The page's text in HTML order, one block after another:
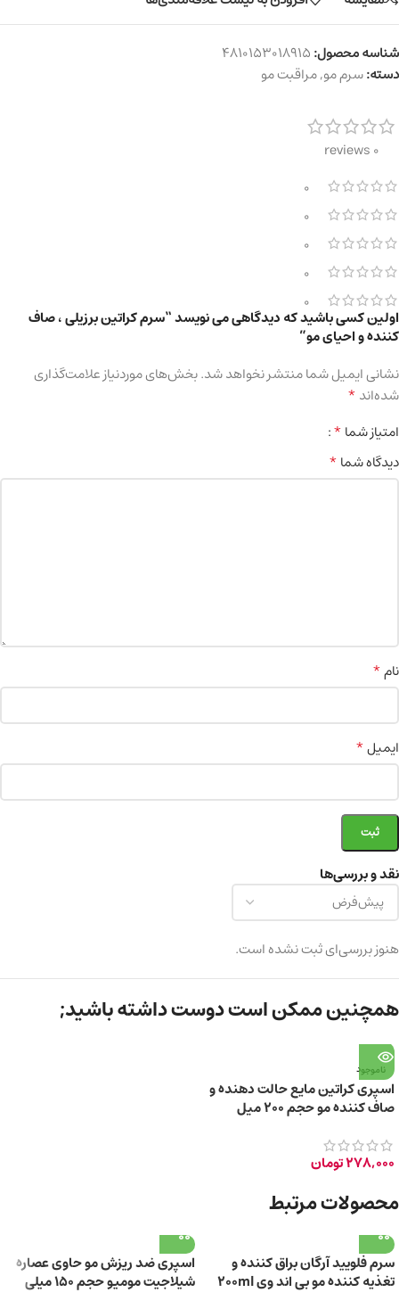
شناسه محصول:4810153018915
دسته:سرم مو,مراقبت مو
0 reviews
0
0
0
0
0
نقد و بررسی‌ها
هنوز بررسی‌ای ثبت نشده است.
اولین کسی باشید که دیدگاهی می نویسد “سرم کراتین برزیلی ، صاف
کننده و احیای مو”
نشانی ایمیل شما منتشر نخواهد شد.بخش‌های موردنیاز علامت‌گذاری
شده‌اند*
امتیاز شما*
دیدگاه شما*
نام*
ایمیل*
همچنین ممکن است دوست داشته باشید;
ناموجود
اسپری کراتین مایع حالت دهنده و
صاف کننده مو حجم 200 میل
278,000تومان
محصولات مرتبط
سرم فلویید آرگان براق کننده و
تغذیه کننده مو بی اند وی 200ml
اسپری ضد ریزش مو حاوی عصاره
شیلاجیت مومیو حجم ۱۵۰ میلی